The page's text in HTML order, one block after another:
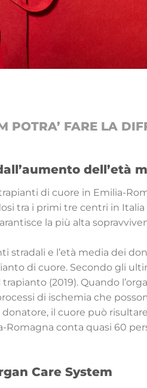
POTRA’ FARE LA
dell’età
di cuore in Emilia-
tra i primi tre centri in
la più alta
stradali e l’età media dei
di cuore. Secondo gli
(2019). Quando
di ischemia che
il cuore può
conta quasi 60
Care System